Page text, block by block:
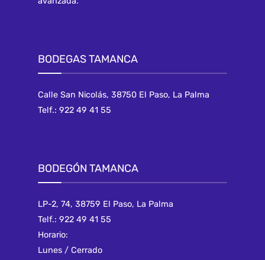
BODEGAS TAMANCA
Calle San Nicolás, 38750 El Paso, La Palma
Telf.: 922 49 41 55
BODEGÓN TAMANCA
LP-2, 74, 38759 El Paso, La Palma
Telf.: 922 49 41 55
Horario:
Lunes / Cerrado